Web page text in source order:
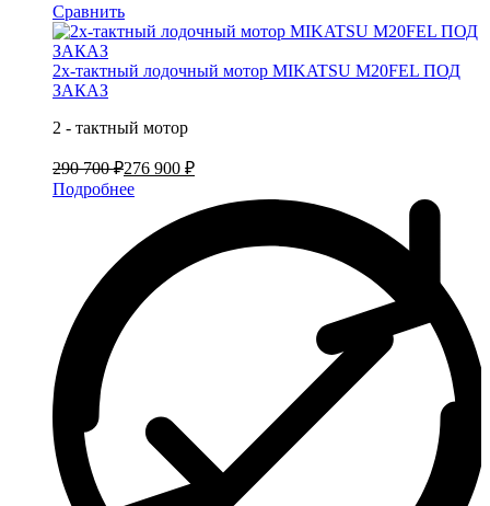
Сравнить
2х-тактный лодочный мотор MIKATSU M20FEL ПОД
ЗАКАЗ
2 - тактный мотор
290 700 ₽276 900 ₽
Подробнее